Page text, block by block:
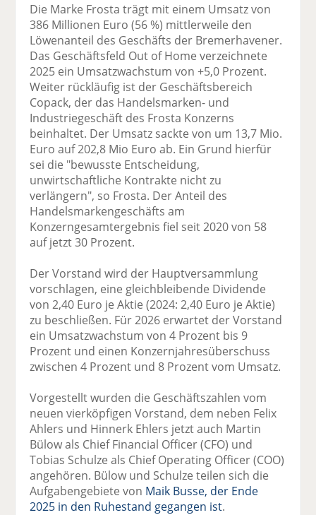
Die Marke Frosta trägt mit einem Umsatz von
386 Millionen Euro (56 %) mittlerweile den
Löwenanteil des Geschäfts der Bremerhavener.
Das Geschäftsfeld Out of Home verzeichnete
2025 ein Umsatzwachstum von +5,0 Prozent.
Weiter rückläufig ist der Geschäftsbereich
Copack, der das Handelsmarken- und
Industriegeschäft des Frosta Konzerns
beinhaltet. Der Umsatz sackte von um 13,7 Mio.
Euro auf 202,8 Mio Euro ab. Ein Grund hierfür
sei die "bewusste Entscheidung,
unwirtschaftliche Kontrakte nicht zu
verlängern", so Frosta. Der Anteil des
Handelsmarkengeschäfts am
Konzerngesamtergebnis fiel seit 2020 von 58
auf jetzt 30 Prozent.
Der Vorstand wird der Hauptversammlung
vorschlagen, eine gleichbleibende Dividende
von 2,40 Euro je Aktie (2024: 2,40 Euro je Aktie)
zu beschließen. Für 2026 erwartet der Vorstand
ein Umsatzwachstum von 4 Prozent bis 9
Prozent und einen Konzernjahresüberschuss
zwischen 4 Prozent und 8 Prozent vom Umsatz.
Vorgestellt wurden die Geschäftszahlen vom
neuen vierköpfigen Vorstand, dem neben Felix
Ahlers und Hinnerk Ehlers jetzt auch Martin
Bülow als Chief Financial Officer (CFO) und
Tobias Schulze als Chief Operating Officer (COO)
angehören. Bülow und Schulze teilen sich die
Aufgabengebiete von Maik Busse, der Ende
2025 in den Ruhestand gegangen ist.